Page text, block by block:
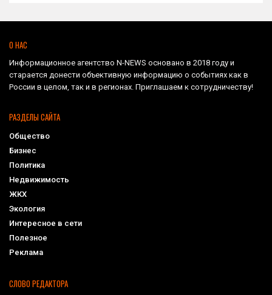
О НАС
Информационное агентство N-NEWS основано в 2018 году и
старается донести объективную информацию о событиях как в
России в целом, так и в регионах. Приглашаем к сотрудничеству!
РАЗДЕЛЫ САЙТА
Общество
Бизнес
Политика
Недвижимость
ЖКХ
Экология
Интересное в сети
Полезное
Реклама
СЛОВО РЕДАКТОРА